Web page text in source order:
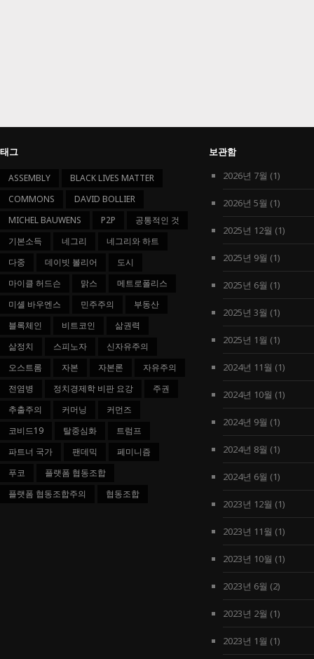
태그
ASSEMBLY
BLACK LIVES MATTER
COMMONS
DAVID BOLLIER
MICHEL BAUWENS
P2P
공통적인 것
기본소득
네그리
네그리와 하트
다중
데이빗 볼리어
도시
마이클 허드슨
맑스
메트로폴리스
미셸 바우엔스
민주주의
부동산
블록체인
비트코인
삶권력
삶정치
스피노자
신자유주의
오스트롬
자본 자본론
자유주의
전염병
정치경제학 비판 요강
주권
추출주의
커머닝
커먼즈
코비드19
탈중심화
트럼프
파트너 국가
팬데믹
페미니즘
푸코
플랫폼 협동조합
플랫폼 협동조합주의
협동조합
보관함
2026년 7월 (1)
2026년 5월 (1)
2025년 12월 (1)
2025년 9월 (1)
2025년 6월 (1)
2025년 3월 (1)
2025년 1월 (1)
2024년 11월 (1)
2024년 10월 (1)
2024년 9월 (1)
2024년 8월 (1)
2024년 6월 (1)
2023년 12월 (1)
2023년 11월 (1)
2023년 10월 (1)
2023년 6월 (2)
2023년 2월 (1)
2023년 1월 (1)